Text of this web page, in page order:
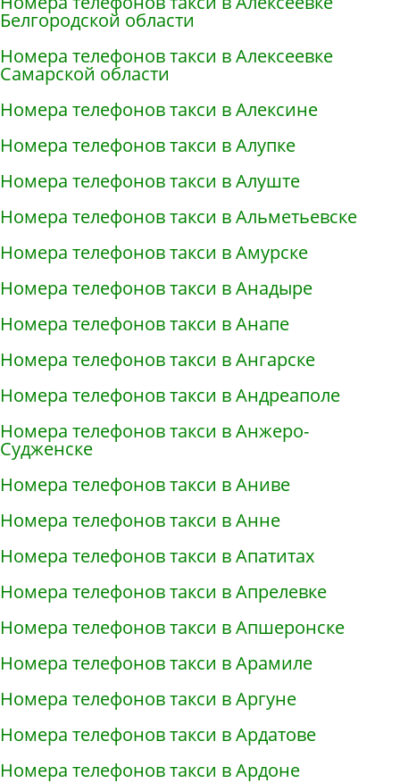
Белгородской области
Номера телефонов такси в Алексеевке
Самарской области
Номера телефонов такси в Алексине
Номера телефонов такси в Алупке
Номера телефонов такси в Алуште
Номера телефонов такси в Альметьевске
Номера телефонов такси в Амурске
Номера телефонов такси в Анадыре
Номера телефонов такси в Анапе
Номера телефонов такси в Ангарске
Номера телефонов такси в Андреаполе
Номера телефонов такси в Анжеро-
Судженске
Номера телефонов такси в Аниве
Номера телефонов такси в Анне
Номера телефонов такси в Апатитах
Номера телефонов такси в Апрелевке
Номера телефонов такси в Апшеронске
Номера телефонов такси в Арамиле
Номера телефонов такси в Аргуне
Номера телефонов такси в Ардатове
Номера телефонов такси в Ардоне